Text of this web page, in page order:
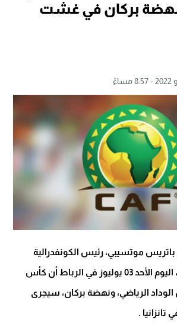
ونهضة بركان في غشت
موتسيبي، رئيس الكونفدرالية
الافريقية لكرة القدم، اليوم الأحد 03 يوليوز في الرباط أن كأس
الوداد الرياضي، ونهضة بركان، سيجرى
.